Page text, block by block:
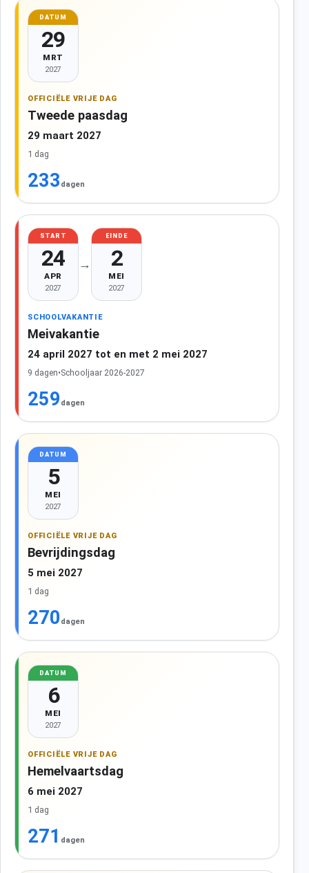
DATUM
29
MRT
2027
OFFICIËLE VRIJE DAG
Tweede paasdag
29 maart 2027
1 dag
233 dagen
START
24
APR
2027
→
EINDE
2
MEI
2027
SCHOOLVAKANTIE
Meivakantie
24 april 2027 tot en met 2 mei 2027
9 dagen•Schooljaar 2026-2027
259 dagen
DATUM
5
MEI
2027
OFFICIËLE VRIJE DAG
Bevrijdingsdag
5 mei 2027
1 dag
270 dagen
DATUM
6
MEI
2027
OFFICIËLE VRIJE DAG
Hemelvaartsdag
6 mei 2027
1 dag
271 dagen